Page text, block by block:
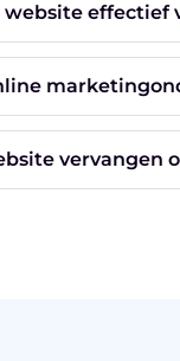
effectief
vervangen